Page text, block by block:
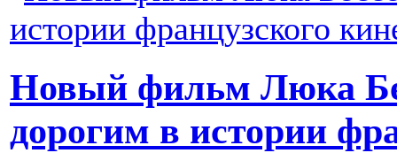
Новый фильм Люка
дорогим в истории